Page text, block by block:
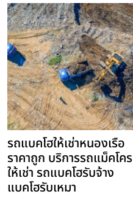
รถแบคโฮให้เช่าหนองเรือ
ราคาถูก บริการรถแม็คโคร
ให้เช่า รถแบคโฮรับจ้าง
แบคโฮรับเหมา